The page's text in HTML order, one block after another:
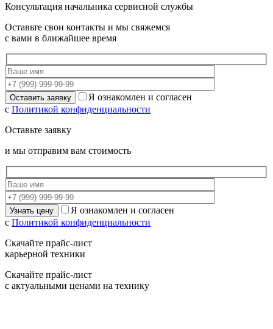
Консультация начальника сервисной службы
Оставьте свои контакты и мы свяжемся
с вами в ближайшее время
Я ознакомлен и согласен
с Политикой конфиденциальности
Оставьте заявку
и мы отправим вам стоимость
Я ознакомлен и согласен
с Политикой конфиденциальности
Скачайте прайс-лист
карьерной техники
Скачайте прайс-лист
с актуальными ценами на технику